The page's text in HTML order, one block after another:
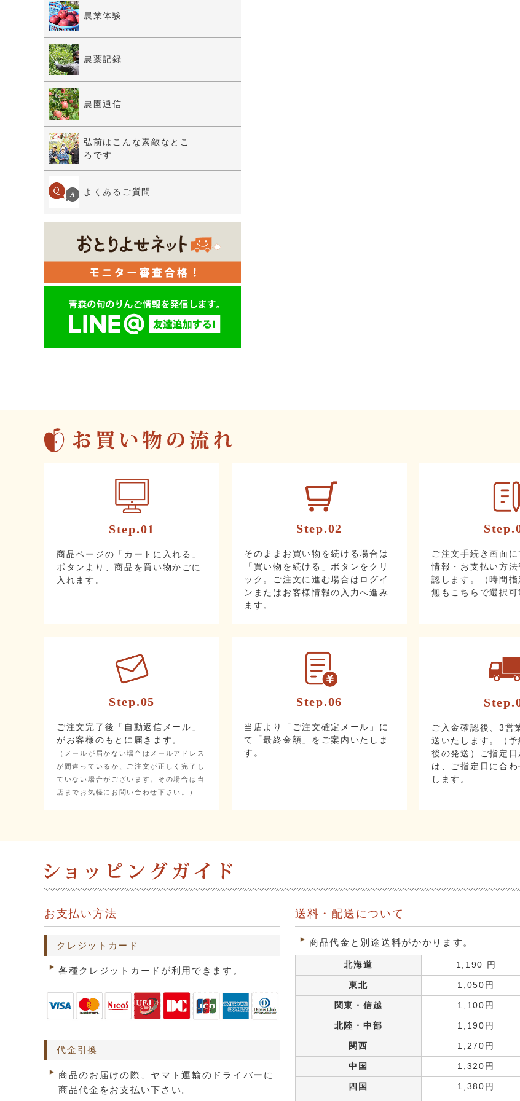
農業体験
農薬記録
農園通信
弘前はこんな素敵なとこ
ろです
よくあるご質問
Step.01
商品ページの「カートに入れる」
ボタンより、商品を買い物かごに
入れます。
Step.02
そのままお買い物を続ける場合は
「買い物を続ける」ボタンをクリ
ック。ご注文に進む場合はログイ
ンまたはお客様情報の入力へ進み
ます。
ご注文手続き画面
情報・お支払い方
認します。（時間
無もこちらで選択可
Step.05
ご注文完了後「自動返信メール」
がお客様のもとに届きます。
（メールが届かない場合はメールアドレス
が間違っているか、ご注文が正しく完了し
ていない場合がございます。その場合は当
店までお気軽にお問い合わせ下さい。）
Step.06
当店より「ご注文確定メール」に
て「最終金額」をご案内いたしま
す。
ご入金確認後、3営
送いたします。（
後の発送）ご指定日
は、ご指定日に合
します。
お支払い方法
クレジットカード
各種クレジットカードが利用できます。
代金引換
商品のお届けの際、ヤマト運輸のドライバーに
商品代金をお支払い下さい。
送料・配送について
商品代金と別途送料がかかります。
北海道 1,190 円
東北 1,050円
関東・信越 1,100円
北陸・中部 1,190円
関西 1,270円
中国 1,320円
四国 1,380円